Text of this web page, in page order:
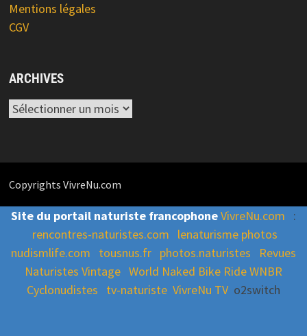
Mentions légales
CGV
ARCHIVES
Archives
Copyrights VivreNu.com
Site du portail naturiste francophoneVivreNu.com :
rencontres-naturistes.com
lenaturisme photos
nudismlife.com
tousnus.fr photos.naturistes
Revues
Naturistes Vintage World Naked Bike Ride WNBR
Cyclonudistes
tv-naturiste VivreNu TV o2switch